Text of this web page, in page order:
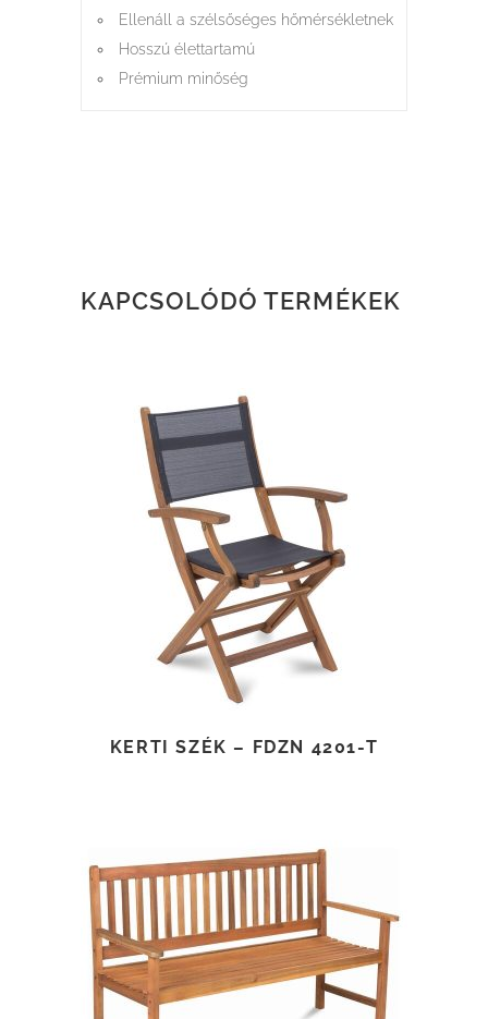
Ellenáll a szélsőséges hőmérsékletnek
Hosszú élettartamú
Prémium minőség
KAPCSOLÓDÓ TERMÉKEK
TOVÁBB OLVASOM
KERTI SZÉK – FDZN 4201-T
TOVÁBB OLVASOM